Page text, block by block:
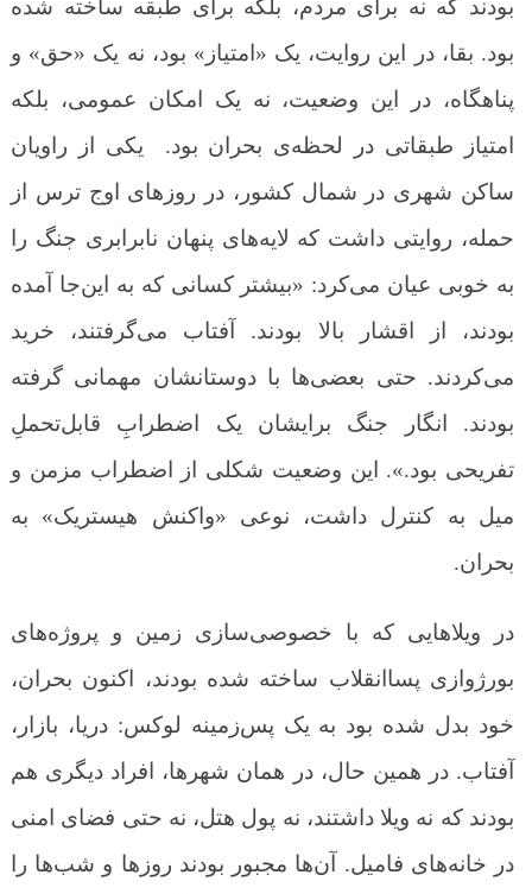
بودند که نه برای مردم، بلکه برای طبقه ساخته شده
بود. بقا، در این روایت، یک «امتیاز» بود، نه یک «حق» و
پناهگاه، در این وضعیت، نه یک امکان عمومی، بلکه
امتیاز طبقاتی در لحظه‌ی بحران بود. یکی از راویان
ساکن شهری در شمال کشور، در روزهای اوج ترس از
حمله، روایتی داشت که لایه‌های پنهان نابرابری جنگ را
به خوبی عیان می‌کرد: «بیشتر کسانی که به این‌جا آمده
بودند، از اقشار بالا بودند. آفتاب می‌گرفتند، خرید
می‌کردند. حتی بعضی‌ها با دوستانشان مهمانی گرفته
بودند. انگار جنگ برایشان یک اضطرابِ قابل‌تحملِ
تفریحی بود.». این وضعیت شکلی از اضطراب مزمن و
میل به کنترل داشت، نوعی «واکنش هیستریک» به
بحران.
در ویلاهایی که با خصوصی‌سازی زمین و پروژه‌های
بورژوازی پساانقلاب ساخته شده بودند، اکنون بحران،
خود بدل شده بود به یک پس‌زمینه لوکس: دریا، بازار،
آفتاب. در همین حال، در همان شهرها، افراد دیگری هم
بودند که نه ویلا داشتند، نه پول هتل، نه حتی فضای امنی
در خانه‌های فامیل. آن‌ها مجبور بودند روزها و شب‌ها را